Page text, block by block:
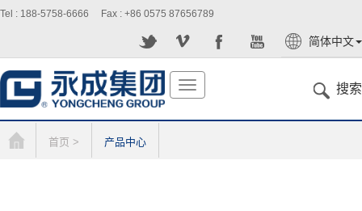
Tel : 188-5758-6666 Fax : +86 0575 87656789
简体中文
切
换
导
搜索
首页 > 产品中心